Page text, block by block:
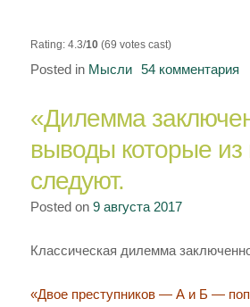
Rating: 4.3/10(69 votes cast)
Posted in Мысли 54 комментария
и
«Дилемма
выводы которые из
следуют.
Posted on 9 августа 2017
Классическая дилемма
«Двое преступников — А и Б —